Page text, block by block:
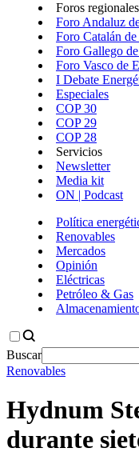
Foros regionales
Foro Andaluz
Foro Catalán
Foro Gallego
Foro Vasco de
I Debate
Especiales
COP 30
COP 29
COP 28
Servicios
Newsletter
Media kit
ON | Podcast
Política
Renovables
Mercados
Opinión
Eléctricas
Petróleo & Gas
Buscar
Renovables
Hydnum
durante